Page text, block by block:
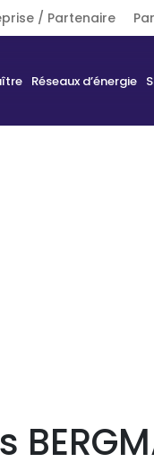
/ Partenaire
Réseaux d’énergie